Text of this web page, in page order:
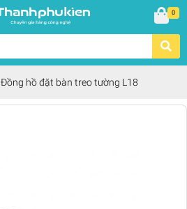
0
Đồng hồ đặt bàn treo tường L18